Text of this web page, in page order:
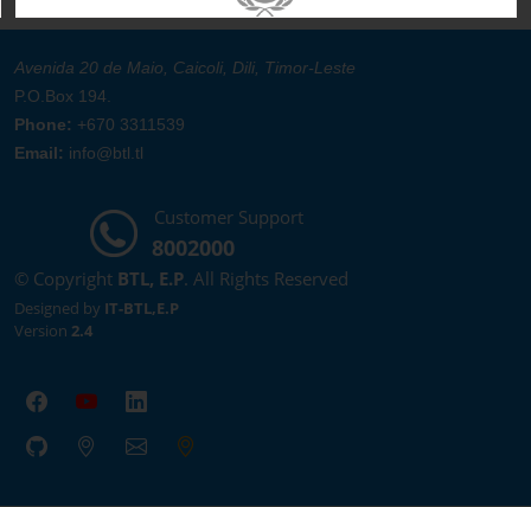
Avenida 20 de Maio, Caicoli, Dili, Timor-Leste
P.O.Box 194.
Phone: +670 3311539
Email: info@btl.tl
Customer Support
8002000
© Copyright BTL, E.P. All Rights Reserved
Designed by IT-BTL,E.P
Version 2.4